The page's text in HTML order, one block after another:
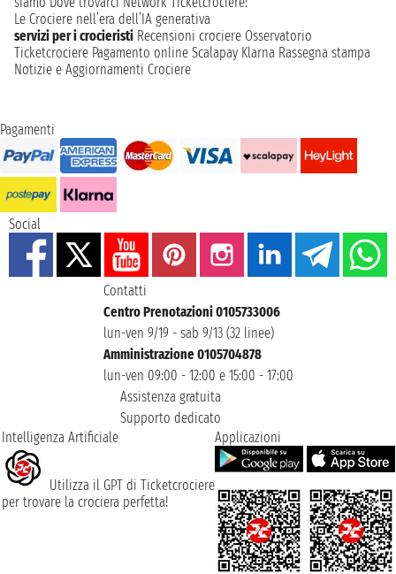
Le Crociere nell’era dell’IA generativa
servizi per i crocieristi Recensioni crociere Osservatorio
Ticketcrociere Pagamento online Scalapay Klarna Rassegna stampa
Notizie e Aggiornamenti Crociere
Pagamenti
Social
Contatti
Centro Prenotazioni 0105733006
lun-ven 9/19 - sab 9/13 (32 linee)
Amministrazione 0105704878
lun-ven 09:00 - 12:00 e 15:00 - 17:00
Assistenza gratuita
Supporto dedicato
Intelligenza Artificiale
Utilizza il GPT di Ticketcrociere
per trovare la crociera perfetta!
Applicazioni